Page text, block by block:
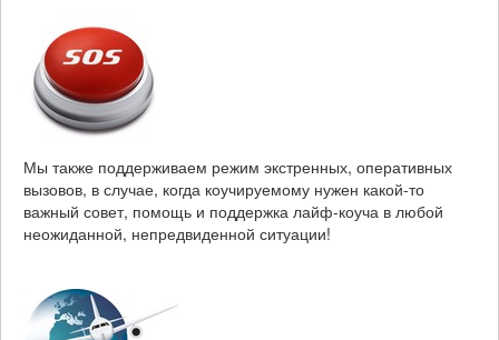
Мы также поддерживаем режим экстренных, оперативных
вызовов, в случае, когда коучируемому нужен какой-то
важный совет, помощь и поддержка лайф-коуча в любой
неожиданной, непредвиденной ситуации!